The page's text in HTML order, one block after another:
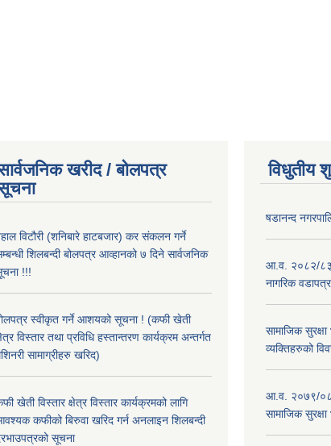
खरीद / बोलपत्र
विटौरी (शनिबारे हाटबजार) कर संकलन गर्ने
शिलबन्दी बोलपत्र आव्हानको ७ दिने सार्वजनिक
!!!
स्वीकृत गर्ने आशयको सूचना ! (कफी खेती
विस्तार तथा प्रविधि हस्तान्तरण कार्यक्रम अन्तर्गत
सामाग्रीहरु खरिद)
खेती विस्तार क्षेत्र विस्तार कार्यक्रमको लागि
कफीको बिरुवा खरिद गर्न अनलाइन शिलबन्दी
सूचना
विधुतीय
षडानन्द
आ.व. २०८२/८३
नागरिक वडापत्र
सामाजिक
व्यक्तिहरुको
आ.व. २०७९/०८०
सामाजिक सुरक्षा